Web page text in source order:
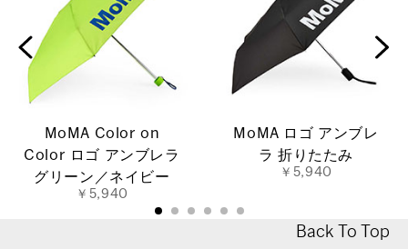
MoMA Color on
Color ロゴ アンブレラ
グリーン／ネイビー
￥5,940
MoMA ロゴ アンブレ
ラ 折りたたみ
￥5,940
Back To Top